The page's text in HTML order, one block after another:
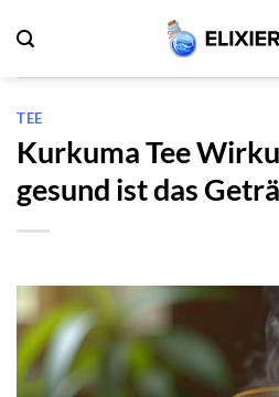
Inhalt
springen
TEE
Kurkuma Tee
gesund ist das